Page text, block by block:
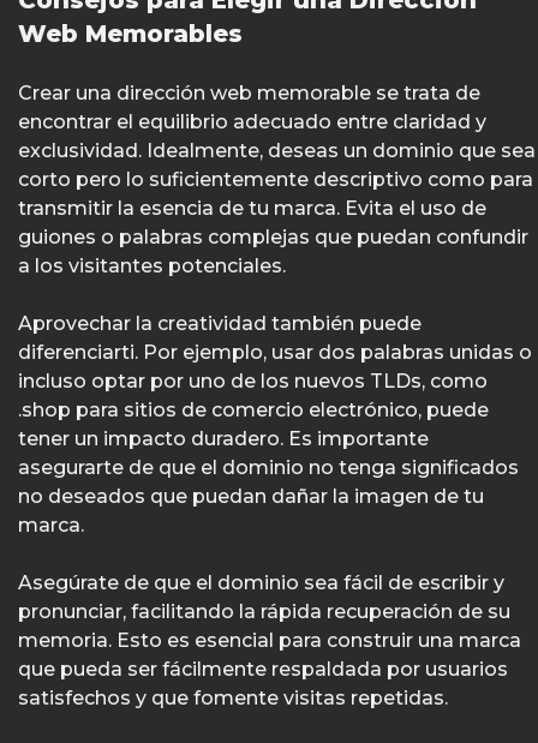
Web Memorables
Crear una dirección web memorable se trata de
encontrar el equilibrio adecuado entre claridad y
exclusividad. Idealmente, deseas un dominio que sea
corto pero lo suficientemente descriptivo como para
transmitir la esencia de tu marca. Evita el uso de
guiones o palabras complejas que puedan confundir
a los visitantes potenciales.
Aprovechar la creatividad también puede
diferenciarti. Por ejemplo, usar dos palabras unidas o
incluso optar por uno de los nuevos TLDs, como
.shop para sitios de comercio electrónico, puede
tener un impacto duradero. Es importante
asegurarte de que el dominio no tenga significados
no deseados que puedan dañar la imagen de tu
marca.
Asegúrate de que el dominio sea fácil de escribir y
pronunciar, facilitando la rápida recuperación de su
memoria. Esto es esencial para construir una marca
que pueda ser fácilmente respaldada por usuarios
satisfechos y que fomente visitas repetidas.